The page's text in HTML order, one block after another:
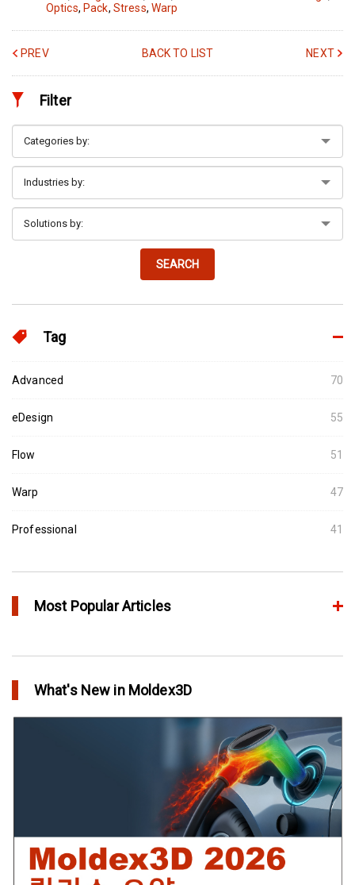
Optics, Pack, Stress, Warp
PREV BACK TO LIST NEXT
Filter
SEARCH
Tag
Advanced 70
eDesign 55
Flow 51
Warp 47
Professional 41
Most Popular Articles
in Top Story
IC Packaging 제품의 물리적 강도 확보를 위한 Post Mold
어닐링을 통해 플라스틱 제품에 가치를 추가
What's New in Moldex3D